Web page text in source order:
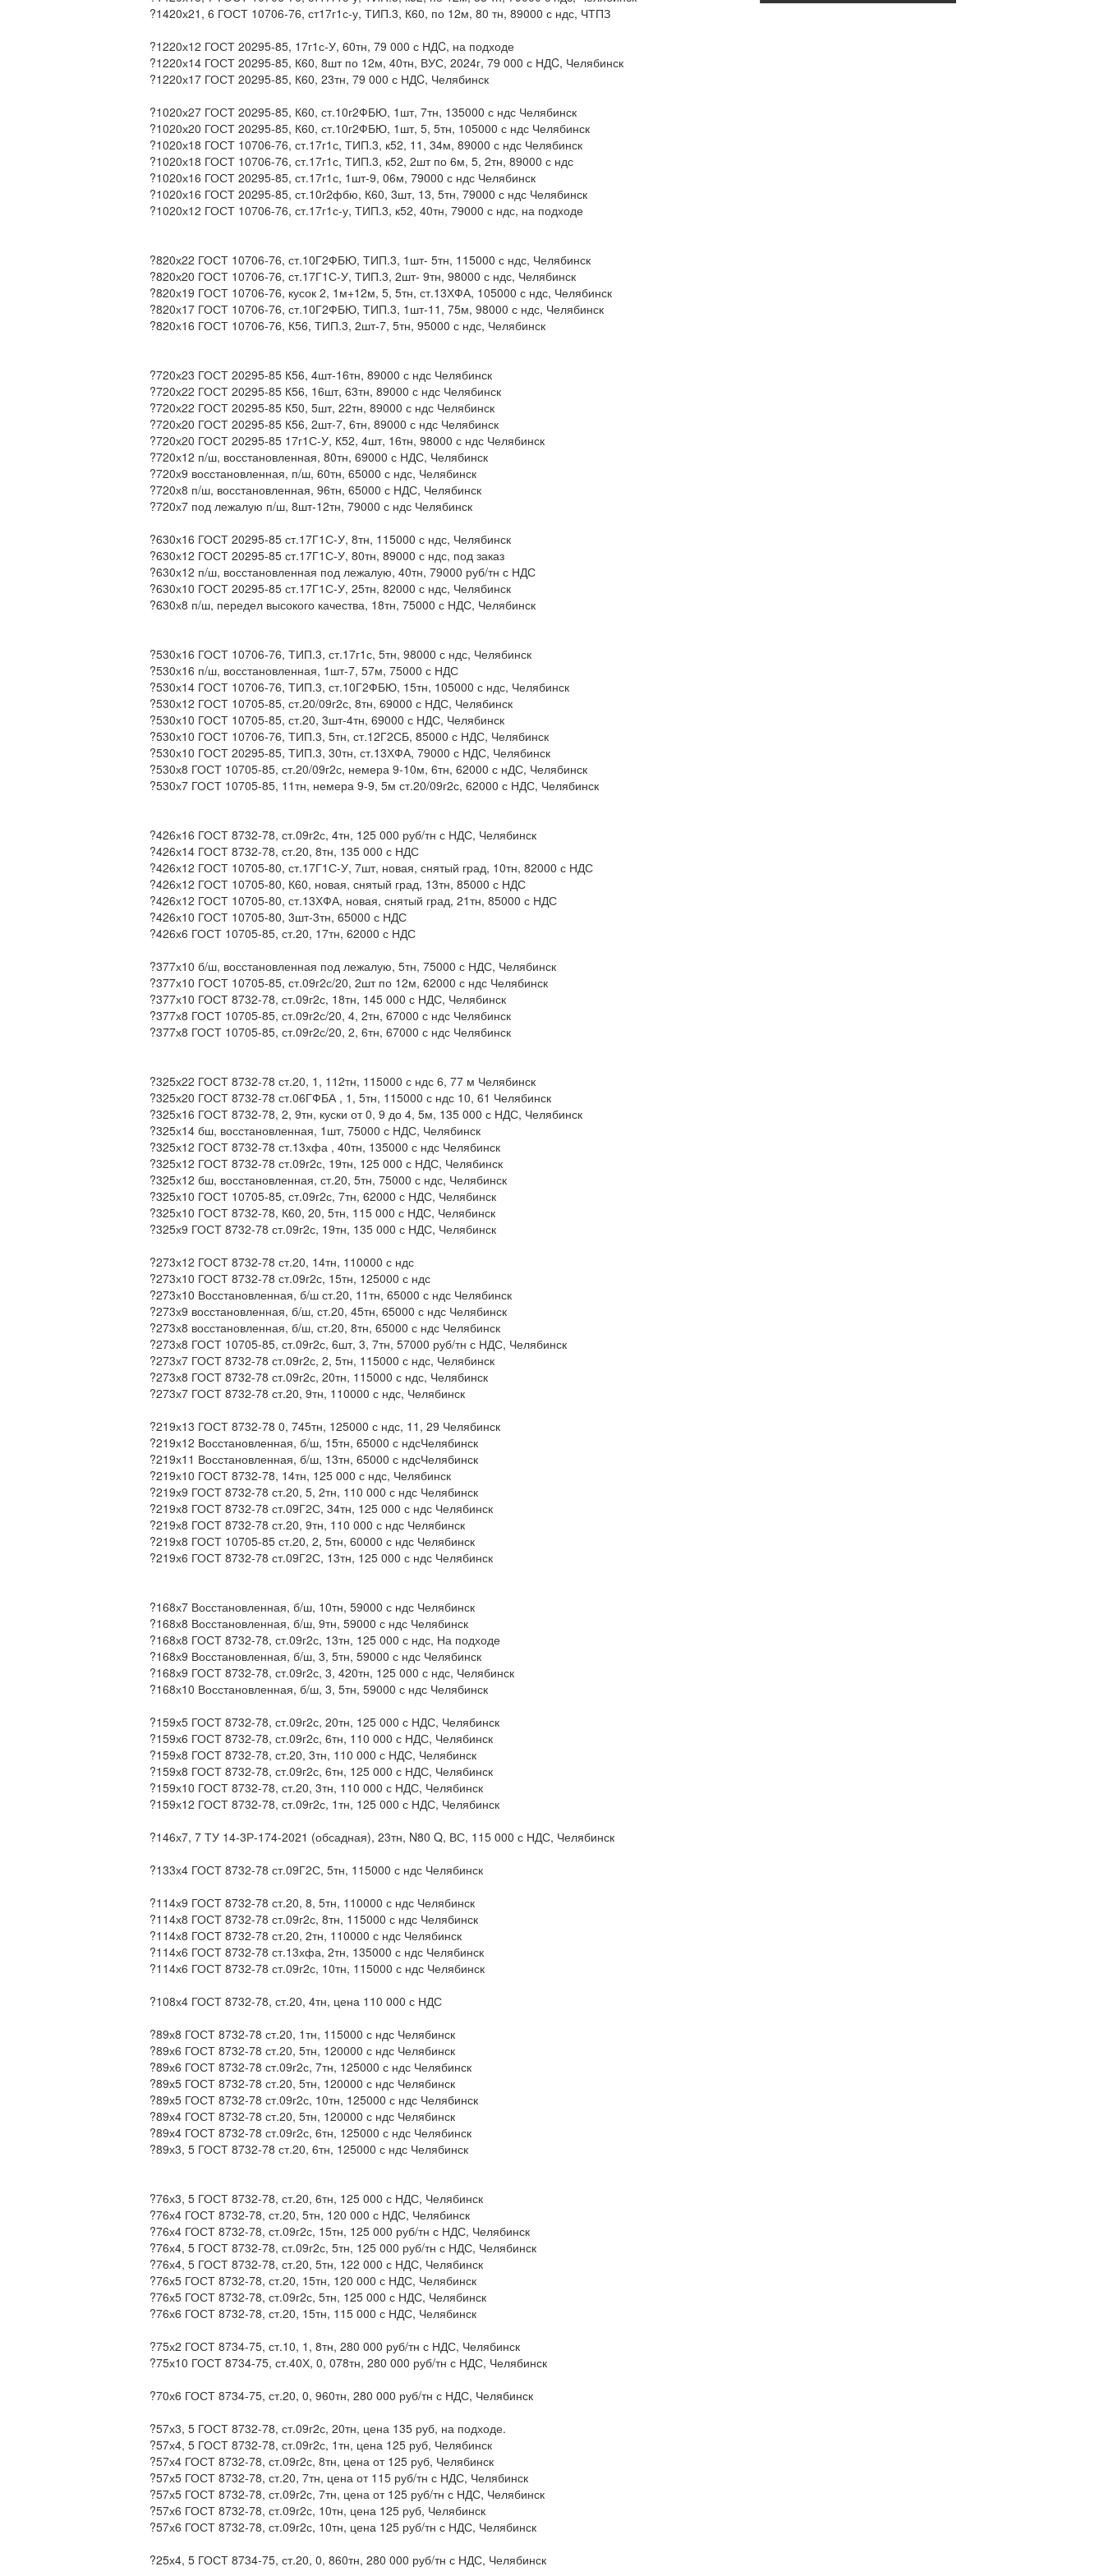
?1420х21, 6 ГОСТ 10706-76, ст17г1с-у, ТИП.3, К60, по 12м, 80 тн, 89000 с ндс, ЧТПЗ
?1220х12 ГОСТ 20295-85, 17г1с-У, 60тн, 79 000 с НДC, на подходе
?1220х14 ГОСТ 20295-85, К60, 8шт по 12м, 40тн, ВУС, 2024г, 79 000 с НДC, Челябинск
?1220х17 ГОСТ 20295-85, К60, 23тн, 79 000 с НДC, Челябинск
?1020х27 ГОСТ 20295-85, К60, ст.10г2ФБЮ, 1шт, 7тн, 135000 с ндс Челябинск
?1020х20 ГОСТ 20295-85, К60, ст.10г2ФБЮ, 1шт, 5, 5тн, 105000 с ндс Челябинск
?1020х18 ГОСТ 10706-76, ст.17г1с, ТИП.3, к52, 11, 34м, 89000 с ндс Челябинск
?1020х18 ГОСТ 10706-76, ст.17г1с, ТИП.3, к52, 2шт по 6м, 5, 2тн, 89000 с ндс
?1020х16 ГОСТ 20295-85, ст.17г1с, 1шт-9, 06м, 79000 с ндс Челябинск
?1020х16 ГОСТ 20295-85, ст.10г2фбю, К60, 3шт, 13, 5тн, 79000 с ндс Челябинск
?1020х12 ГОСТ 10706-76, ст.17г1с-у, ТИП.3, к52, 40тн, 79000 с ндс, на подходе
?820х22 ГОСТ 10706-76, ст.10Г2ФБЮ, ТИП.3, 1шт- 5тн, 115000 с ндс, Челябинск
?820х20 ГОСТ 10706-76, ст.17Г1С-У, ТИП.3, 2шт- 9тн, 98000 с ндс, Челябинск
?820х19 ГОСТ 10706-76, кусок 2, 1м+12м, 5, 5тн, ст.13ХФА, 105000 с ндс, Челябинск
?820х17 ГОСТ 10706-76, ст.10Г2ФБЮ, ТИП.3, 1шт-11, 75м, 98000 с ндс, Челябинск
?820х16 ГОСТ 10706-76, К56, ТИП.3, 2шт-7, 5тн, 95000 с ндс, Челябинск
?720х23 ГОСТ 20295-85 К56, 4шт-16тн, 89000 с ндс Челябинск
?720х22 ГОСТ 20295-85 К56, 16шт, 63тн, 89000 с ндс Челябинск
?720х22 ГОСТ 20295-85 К50, 5шт, 22тн, 89000 с ндс Челябинск
?720х20 ГОСТ 20295-85 К56, 2шт-7, 6тн, 89000 с ндс Челябинск
?720х20 ГОСТ 20295-85 17г1С-У, К52, 4шт, 16тн, 98000 с ндс Челябинск
?720х12 п/ш, восстановленная, 80тн, 69000 с НДС, Челябинск
?720х9 восстановленная, п/ш, 60тн, 65000 с ндс, Челябинск
?720х8 п/ш, восстановленная, 96тн, 65000 с НДС, Челябинск
?720х7 под лежалую п/ш, 8шт-12тн, 79000 с ндс Челябинск
?630х16 ГОСТ 20295-85 ст.17Г1С-У, 8тн, 115000 с ндс, Челябинск
?630х12 ГОСТ 20295-85 ст.17Г1С-У, 80тн, 89000 с ндс, под заказ
?630х12 п/ш, восстановленная под лежалую, 40тн, 79000 руб/тн с НДС
?630х10 ГОСТ 20295-85 ст.17Г1С-У, 25тн, 82000 с ндс, Челябинск
?630х8 п/ш, передел высокого качества, 18тн, 75000 с НДС, Челябинск
?530х16 ГОСТ 10706-76, ТИП.3, ст.17г1с, 5тн, 98000 с ндс, Челябинск
?530х16 п/ш, восстановленная, 1шт-7, 57м, 75000 с НДС
?530х14 ГОСТ 10706-76, ТИП.3, ст.10Г2ФБЮ, 15тн, 105000 с ндс, Челябинск
?530х12 ГОСТ 10705-85, ст.20/09г2с, 8тн, 69000 с НДС, Челябинск
?530х10 ГОСТ 10705-85, ст.20, 3шт-4тн, 69000 с НДС, Челябинск
?530х10 ГОСТ 10706-76, ТИП.3, 5тн, ст.12Г2СБ, 85000 с НДС, Челябинск
?530х10 ГОСТ 20295-85, ТИП.3, 30тн, ст.13ХФА, 79000 с НДС, Челябинск
?530х8 ГОСТ 10705-85, ст.20/09г2с, немера 9-10м, 6тн, 62000 с нДС, Челябинск
?530х7 ГОСТ 10705-85, 11тн, немера 9-9, 5м ст.20/09г2с, 62000 с НДС, Челябинск
?426х16 ГОСТ 8732-78, ст.09г2с, 4тн, 125 000 руб/тн с НДС, Челябинск
?426х14 ГОСТ 8732-78, ст.20, 8тн, 135 000 с НДС
?426х12 ГОСТ 10705-80, ст.17Г1С-У, 7шт, новая, снятый град, 10тн, 82000 с НДС
?426х12 ГОСТ 10705-80, К60, новая, снятый град, 13тн, 85000 с НДС
?426х12 ГОСТ 10705-80, ст.13ХФА, новая, снятый град, 21тн, 85000 с НДС
?426х10 ГОСТ 10705-80, 3шт-3тн, 65000 с НДС
?426х6 ГОСТ 10705-85, ст.20, 17тн, 62000 с НДС
?377х10 б/ш, восстановленная под лежалую, 5тн, 75000 с НДС, Челябинск
?377х10 ГОСТ 10705-85, ст.09г2с/20, 2шт по 12м, 62000 с ндс Челябинск
?377х10 ГОСТ 8732-78, ст.09г2с, 18тн, 145 000 с НДС, Челябинск
?377х8 ГОСТ 10705-85, ст.09г2с/20, 4, 2тн, 67000 с ндс Челябинск
?377х8 ГОСТ 10705-85, ст.09г2с/20, 2, 6тн, 67000 с ндс Челябинск
?325х22 ГОСТ 8732-78 ст.20, 1, 112тн, 115000 с ндс 6, 77 м Челябинск
?325х20 ГОСТ 8732-78 ст.06ГФБА , 1, 5тн, 115000 с ндс 10, 61 Челябинск
?325х16 ГОСТ 8732-78, 2, 9тн, куски от 0, 9 до 4, 5м, 135 000 с НДС, Челябинск
?325х14 бш, восстановленная, 1шт, 75000 с НДС, Челябинск
?325х12 ГОСТ 8732-78 ст.13хфа , 40тн, 135000 с ндс Челябинск
?325х12 ГОСТ 8732-78 ст.09г2с, 19тн, 125 000 с НДС, Челябинск
?325х12 бш, восстановленная, ст.20, 5тн, 75000 с ндс, Челябинск
?325х10 ГОСТ 10705-85, ст.09г2с, 7тн, 62000 с НДС, Челябинск
?325х10 ГОСТ 8732-78, К60, 20, 5тн, 115 000 с НДС, Челябинск
?325х9 ГОСТ 8732-78 ст.09г2с, 19тн, 135 000 с НДС, Челябинск
?273х12 ГОСТ 8732-78 ст.20, 14тн, 110000 с ндс
?273х10 ГОСТ 8732-78 ст.09г2с, 15тн, 125000 с ндс
?273х10 Восстановленная, б/ш ст.20, 11тн, 65000 с ндс Челябинск
?273х9 восстановленная, б/ш, ст.20, 45тн, 65000 с ндс Челябинск
?273х8 восстановленная, б/ш, ст.20, 8тн, 65000 с ндс Челябинск
?273х8 ГОСТ 10705-85, ст.09г2с, 6шт, 3, 7тн, 57000 руб/тн с НДС, Челябинск
?273х7 ГОСТ 8732-78 ст.09г2с, 2, 5тн, 115000 с ндс, Челябинск
?273х8 ГОСТ 8732-78 ст.09г2с, 20тн, 115000 с ндс, Челябинск
?273х7 ГОСТ 8732-78 ст.20, 9тн, 110000 с ндс, Челябинск
?219х13 ГОСТ 8732-78 0, 745тн, 125000 с ндс, 11, 29 Челябинск
?219х12 Восстановленная, б/ш, 15тн, 65000 с ндсЧелябинск
?219х11 Восстановленная, б/ш, 13тн, 65000 с ндсЧелябинск
?219х10 ГОСТ 8732-78, 14тн, 125 000 с ндс, Челябинск
?219х9 ГОСТ 8732-78 ст.20, 5, 2тн, 110 000 с ндс Челябинск
?219х8 ГОСТ 8732-78 ст.09Г2С, 34тн, 125 000 с ндс Челябинск
?219х8 ГОСТ 8732-78 ст.20, 9тн, 110 000 с ндс Челябинск
?219х8 ГОСТ 10705-85 ст.20, 2, 5тн, 60000 с ндс Челябинск
?219х6 ГОСТ 8732-78 ст.09Г2С, 13тн, 125 000 с ндс Челябинск
?168х7 Восстановленная, б/ш, 10тн, 59000 с ндс Челябинск
?168х8 Восстановленная, б/ш, 9тн, 59000 с ндс Челябинск
?168х8 ГОСТ 8732-78, ст.09г2с, 13тн, 125 000 с ндс, На подходе
?168х9 Восстановленная, б/ш, 3, 5тн, 59000 с ндс Челябинск
?168х9 ГОСТ 8732-78, ст.09г2с, 3, 420тн, 125 000 с ндс, Челябинск
?168х10 Восстановленная, б/ш, 3, 5тн, 59000 с ндс Челябинск
?159х5 ГОСТ 8732-78, ст.09г2с, 20тн, 125 000 с НДС, Челябинск
?159х6 ГОСТ 8732-78, ст.09г2с, 6тн, 110 000 с НДС, Челябинск
?159х8 ГОСТ 8732-78, ст.20, 3тн, 110 000 с НДС, Челябинск
?159х8 ГОСТ 8732-78, ст.09г2с, 6тн, 125 000 с НДС, Челябинск
?159х10 ГОСТ 8732-78, ст.20, 3тн, 110 000 с НДС, Челябинск
?159х12 ГОСТ 8732-78, ст.09г2с, 1тн, 125 000 с НДС, Челябинск
?146х7, 7 ТУ 14-3Р-174-2021 (обсадная), 23тн, N80 Q, ВС, 115 000 с НДС, Челябинск
?133х4 ГОСТ 8732-78 ст.09Г2С, 5тн, 115000 с ндс Челябинск
?114х9 ГОСТ 8732-78 ст.20, 8, 5тн, 110000 с ндс Челябинск
?114х8 ГОСТ 8732-78 ст.09г2с, 8тн, 115000 с ндс Челябинск
?114х8 ГОСТ 8732-78 ст.20, 2тн, 110000 с ндс Челябинск
?114х6 ГОСТ 8732-78 ст.13хфа, 2тн, 135000 с ндс Челябинск
?114х6 ГОСТ 8732-78 ст.09г2с, 10тн, 115000 с ндс Челябинск
?108х4 ГОСТ 8732-78, ст.20, 4тн, цена 110 000 с НДС
?89х8 ГОСТ 8732-78 ст.20, 1тн, 115000 с ндс Челябинск
?89х6 ГОСТ 8732-78 ст.20, 5тн, 120000 с ндс Челябинск
?89х6 ГОСТ 8732-78 ст.09г2с, 7тн, 125000 с ндс Челябинск
?89х5 ГОСТ 8732-78 ст.20, 5тн, 120000 с ндс Челябинск
?89х5 ГОСТ 8732-78 ст.09г2с, 10тн, 125000 с ндс Челябинск
?89х4 ГОСТ 8732-78 ст.20, 5тн, 120000 с ндс Челябинск
?89х4 ГОСТ 8732-78 ст.09г2с, 6тн, 125000 с ндс Челябинск
?89х3, 5 ГОСТ 8732-78 ст.20, 6тн, 125000 с ндс Челябинск
?76х3, 5 ГОСТ 8732-78, ст.20, 6тн, 125 000 с НДС, Челябинск
?76х4 ГОСТ 8732-78, ст.20, 5тн, 120 000 с НДС, Челябинск
?76х4 ГОСТ 8732-78, ст.09г2с, 15тн, 125 000 руб/тн с НДС, Челябинск
?76х4, 5 ГОСТ 8732-78, ст.09г2с, 5тн, 125 000 руб/тн с НДС, Челябинск
?76х4, 5 ГОСТ 8732-78, ст.20, 5тн, 122 000 с НДС, Челябинск
?76х5 ГОСТ 8732-78, ст.20, 15тн, 120 000 с НДС, Челябинск
?76х5 ГОСТ 8732-78, ст.09г2с, 5тн, 125 000 с НДС, Челябинск
?76х6 ГОСТ 8732-78, ст.20, 15тн, 115 000 с НДС, Челябинск
?75х2 ГОСТ 8734-75, ст.10, 1, 8тн, 280 000 руб/тн с НДС, Челябинск
?75х10 ГОСТ 8734-75, ст.40Х, 0, 078тн, 280 000 руб/тн с НДС, Челябинск
?70х6 ГОСТ 8734-75, ст.20, 0, 960тн, 280 000 руб/тн с НДС, Челябинск
?57х3, 5 ГОСТ 8732-78, ст.09г2с, 20тн, цена 135 руб, на подходе.
?57х4, 5 ГОСТ 8732-78, ст.09г2с, 1тн, цена 125 руб, Челябинск
?57х4 ГОСТ 8732-78, ст.09г2с, 8тн, цена от 125 руб, Челябинск
?57х5 ГОСТ 8732-78, ст.20, 7тн, цена от 115 руб/тн с НДС, Челябинск
?57х5 ГОСТ 8732-78, ст.09г2с, 7тн, цена от 125 руб/тн с НДС, Челябинск
?57х6 ГОСТ 8732-78, ст.09г2с, 10тн, цена 125 руб, Челябинск
?57х6 ГОСТ 8732-78, ст.09г2с, 10тн, цена 125 руб/тн с НДС, Челябинск
?25х4, 5 ГОСТ 8734-75, ст.20, 0, 860тн, 280 000 руб/тн с НДС, Челябинск